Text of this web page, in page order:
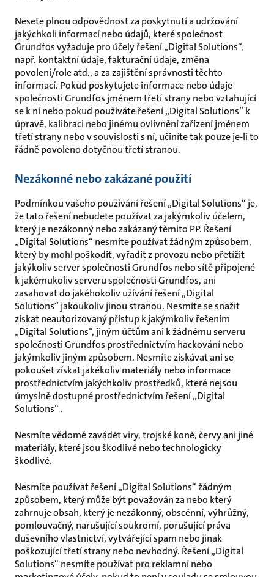
Nesete plnou odpovědnost za poskytnutí a udržování
jakýchkoli informací nebo údajů, které společnost
Grundfos vyžaduje pro účely řešení „Digital Solutions“,
např. kontaktní údaje, fakturační údaje, změna
povolení/role atd., a za zajištění správnosti těchto
informací. Pokud poskytujete informace nebo údaje
společnosti Grundfos jménem třetí strany nebo vztahující
se k ní nebo pokud používáte řešení „Digital Solutions“ k
úpravě, kalibraci nebo jinému ovlivnění zařízení jménem
třetí strany nebo v souvislosti s ní, učiníte tak pouze je-li to
řádně povoleno dotyčnou třetí stranou.
Nezákonné nebo zakázané použití
Podmínkou vašeho používání řešení „Digital Solutions“ je,
že tato řešení nebudete používat za jakýmkoliv účelem,
který je nezákonný nebo zakázaný těmito PP. Řešení
„Digital Solutions“ nesmíte používat žádným způsobem,
který by mohl poškodit, vyřadit z provozu nebo přetížit
jakýkoliv server společnosti Grundfos nebo sítě připojené
k jakémukoliv serveru společnosti Grundfos, ani
zasahovat do jakéhokoliv užívání řešení „Digital
Solutions“ jakoukoliv jinou stranou. Nesmíte se snažit
získat neautorizovaný přístup k jakýmkoliv řešením
„Digital Solutions“, jiným účtům ani k žádnému serveru
společnosti Grundfos prostřednictvím hackování nebo
jakýmkoliv jiným způsobem. Nesmíte získávat ani se
pokoušet získat jakékoliv materiály nebo informace
prostřednictvím jakýchkoliv prostředků, které nejsou
úmyslně dostupné prostřednictvím řešení „Digital
Solutions“ .
Nesmíte vědomě zavádět viry, trojské koně, červy ani jiné
materiály, které jsou škodlivé nebo technologicky
škodlivé.
Nesmíte používat řešení „Digital Solutions“ žádným
způsobem, který může být považován za nebo který
zahrnuje obsah, který je nezákonný, obscénní, výhrůžný,
pomlouvačný, narušující soukromí, porušující práva
duševního vlastnictví, vytvářející spam nebo jinak
poškozující třetí strany nebo nevhodný. Řešení „Digital
Solutions“ nesmíte používat pro reklamní nebo